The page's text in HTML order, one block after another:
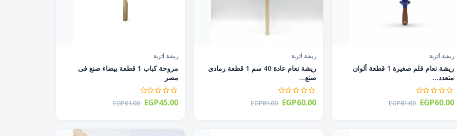
ريشة أتربة
ريشة نعام قلم صغيرة 1 قطعة ألوان
متعدد...
EGP81.00 EGP60.00
ريشة أتربة
ريشة نعام عادة 40 سم 1 قطعة رمادى
صنع...
EGP81.00 EGP60.00
ريشة أتربة
مروحة كباب 1 قطعة بيضاء صنع فى
مصر
EGP61.00 EGP45.00